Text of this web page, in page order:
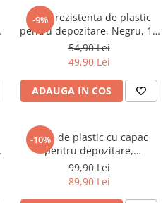
-9%
Cutie rezistenta de plastic
pentru depozitare, Negru, 12
litri
54,90 Lei
49,90 Lei
ADAUGA IN COS
-10%
Cutie de plastic cu capac
pentru depozitare,
Transparent, 30 litri
99,90 Lei
89,90 Lei